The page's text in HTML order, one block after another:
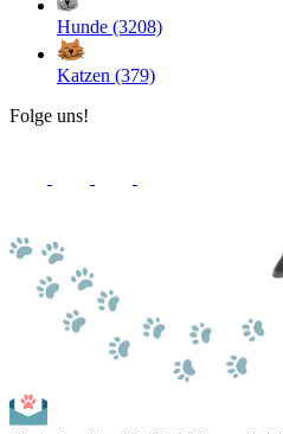
Hunde (3208)
Katzen (379)
Folge uns!